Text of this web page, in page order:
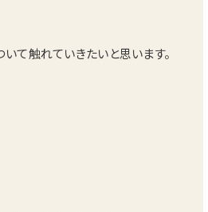
て触れていきたいと思います。